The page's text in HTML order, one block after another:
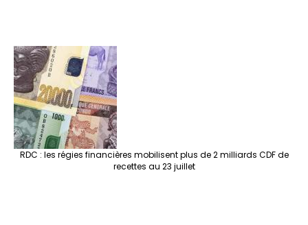
RDC : les régies financières mobilisent plus de 2 milliards CDF de
recettes au 23 juillet